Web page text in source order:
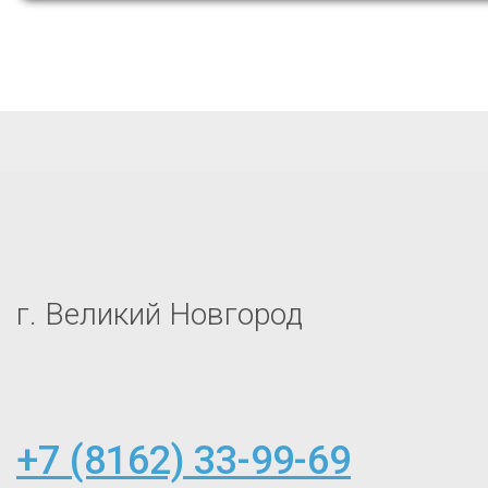
г. Великий Новгород
+7 (8162) 33-99-69